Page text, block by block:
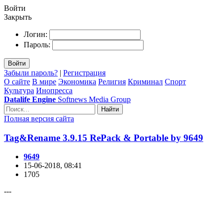
Войти
Закрыть
Логин:
Пароль:
Войти
Забыли пароль? | Регистрация
О сайте В мире Экономика Религия Криминал Спорт
Культура Инопресса
Datalife Engine Softnews Media Group
Найти
Полная версия сайта
Tag&Rename 3.9.15 RePack & Portable by 9649
9649
15-06-2018, 08:41
1705
---